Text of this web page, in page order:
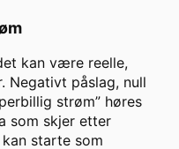
kan være reelle,
Negativt påslag, null
strøm” høres
som skjer etter
starte som